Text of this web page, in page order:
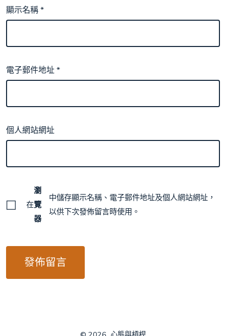
顯示名稱*
電子郵件地址*
個人網站網址
在
瀏
覽
器
中儲存顯示名稱、電子郵件地址及個人網站網址，
以供下次發佈留言時使用。